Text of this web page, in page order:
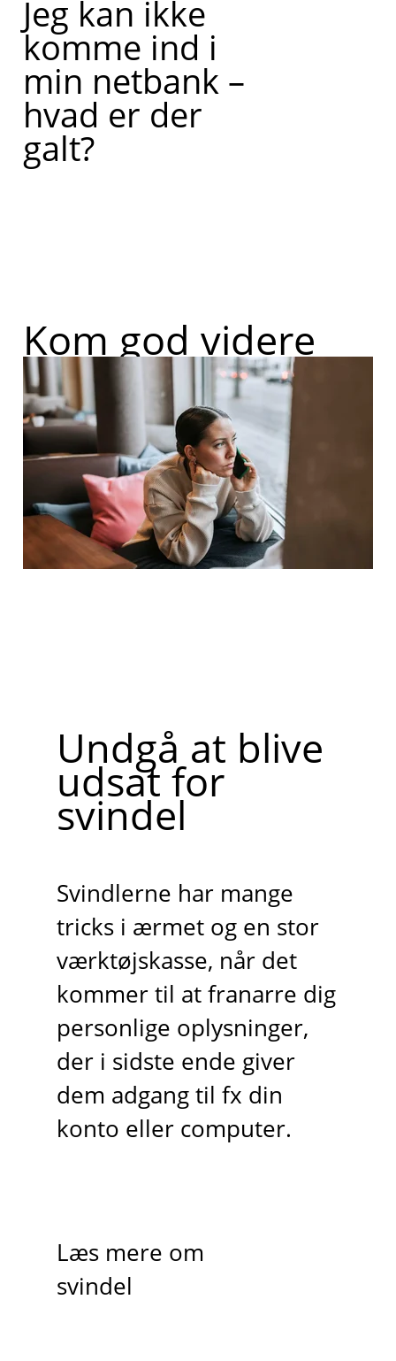
Jeg kan ikke
komme ind i
min netbank –
hvad er der
galt?
Kom god videre
Undgå at blive
udsat for
svindel
Svindlerne har mange
tricks i ærmet og en stor
værktøjskasse, når det
kommer til at franarre dig
personlige oplysninger,
der i sidste ende giver
dem adgang til fx din
konto eller computer.
Læs mere om
svindel